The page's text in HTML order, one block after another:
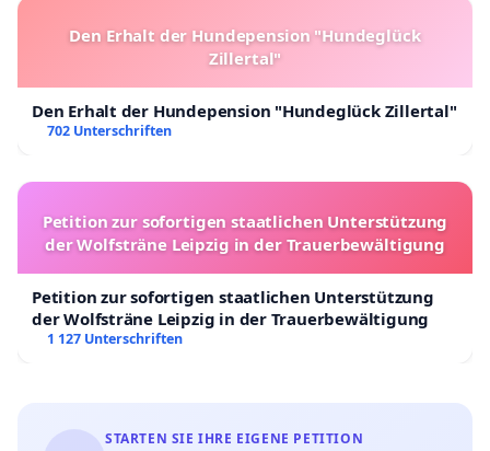
Den Erhalt der Hundepension "Hundeglück
Zillertal"
Den Erhalt der Hundepension "Hundeglück Zillertal"
702 Unterschriften
Petition zur sofortigen staatlichen Unterstützung
der Wolfsträne Leipzig in der Trauerbewältigung
Petition zur sofortigen staatlichen Unterstützung
der Wolfsträne Leipzig in der Trauerbewältigung
1 127 Unterschriften
STARTEN SIE IHRE EIGENE PETITION